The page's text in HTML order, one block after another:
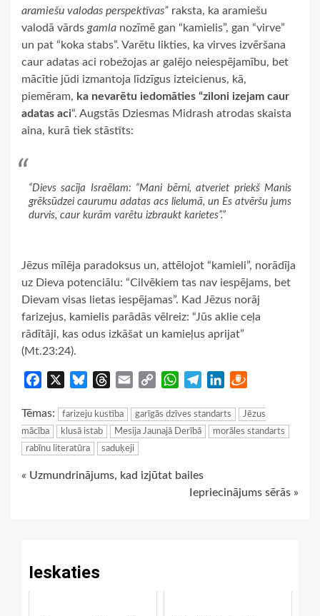
aramiešu valodas perspektīvas” raksta, ka aramiešu
valodā vārds gamla nozīmē gan “kamielis”, gan “virve”
un pat “koka stabs”. Varētu likties, ka virves izvēršana
caur adatas aci robežojas ar galējo neiespējamību, bet
mācītie jūdi izmantoja līdzīgus izteicienus, kā,
piemēram, ka nevarētu iedomāties “ziloni izejam caur
adatas aci“. Augstās Dziesmas Midrash atrodas skaista
aina, kurā tiek stāstīts:
“Dievs sacīja Israēlam: “Mani bērni, atveriet priekš Manis
grēksūdzei caurumu adatas acs lielumā, un Es atvēršu jums
durvis, caur kurām varētu izbraukt karietes”.”
Jēzus mīlēja paradoksus un, attēlojot “kamieli”, norādīja
uz Dieva potenciālu: “Cilvēkiem tas nav iespējams, bet
Dievam visas lietas iespējamas”. Kad Jēzus norāj
farizejus, kamielis parādās vēlreiz: “Jūs aklie ceļa
rādītāji, kas odus izkāšat un kamieļus aprijat”
(Mt.23:24).
Facebook BlueskyThreads
Email
Copy
WhatsApp
TelegramLinkedIn
Tēmas: farizeju kustība garīgās dzīves standarts
Jēzus
mācība
klusā istab Mesija Jaunajā Derībā
morāles standarts
rabīnu literatūra
saduķeji
Continue
« Uzmundrinājums, kad izjūtat bailes
Iepriecinājums sērās »
Ieskaties